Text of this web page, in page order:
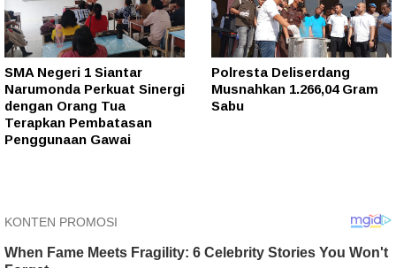
SMA Negeri 1 Siantar
Narumonda Perkuat Sinergi
dengan Orang Tua
Terapkan Pembatasan
Penggunaan Gawai
Polresta Deliserdang
Musnahkan 1.266,04 Gram
Sabu